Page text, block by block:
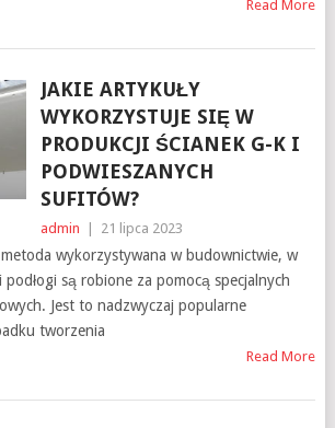
Read More
JAKIE ARTYKUŁY
WYKORZYSTUJE SIĘ W
PRODUKCJI ŚCIANEK G-K I
PODWIESZANYCH
SUFITÓW?
admin 21 lipca 2023
wykorzystywana w budownictwie, w
są robione za pomocą specjalnych
Jest to nadzwyczaj popularne
tworzenia
Read More